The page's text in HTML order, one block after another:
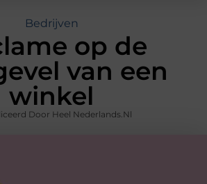
Bedrijven
op de
van een
winkel
Door Heel Nederlands.nl